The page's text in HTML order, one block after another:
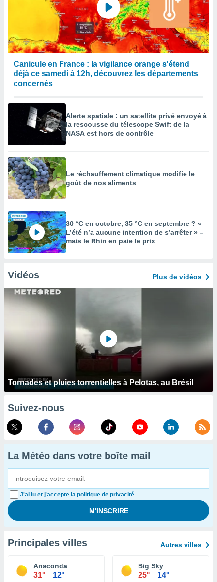
Canicule en France : la vigilance orange s'étend
déjà ce samedi à 12h, découvrez les départements
concernés
Alerte spatiale : un satellite privé envoyé à
la rescousse du télescope Swift de la
NASA est hors de contrôle
Le réchauffement climatique modifie le
goût de nos aliments
30 °C en octobre, 35 °C en septembre ? «
L’été n’a aucune intention de s’arrêter » –
mais le Rhin en paie le prix
Vidéos Plus de vidéos
Tornades et pluies torrentielles à Pelotas, au Brésil
Suivez-nous
La Météo dans votre boîte mail
J'ai lu et j'accepte la politique de privacité
Principales villes Autres villes
Anaconda
31° 12°
Big Sky
25° 14°